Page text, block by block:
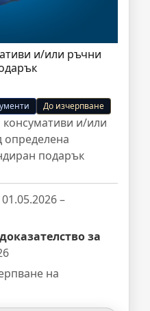
и/или ръчни
До изчерпване
и/или
определена
подарък
01.05.2026 –
за
на